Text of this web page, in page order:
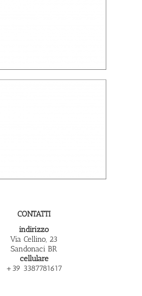
CONTATTI
indirizzo
Via Cellino, 23
Sandonaci BR
cellulare
+39 3387781617